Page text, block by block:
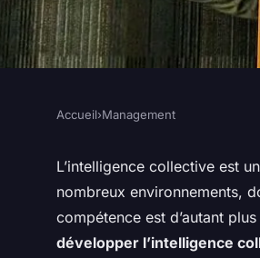
sein d'une
Accueil›Management
L’intelligence collective est
nombreux environnements,
compétence est d’autant
développer l’intelligence